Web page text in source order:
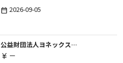
date_range 2026-09-05
公益財団法人ヨネックススポーツ振興財団
currency_yen ー